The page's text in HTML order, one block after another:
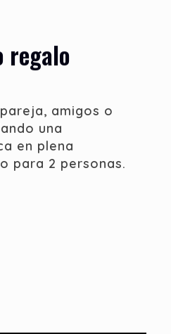
regalo
amigos o
una
en plena
para 2 personas.